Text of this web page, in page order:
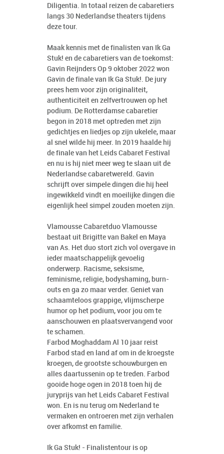
Diligentia. In totaal reizen de cabaretiers
langs 30 Nederlandse theaters tijdens
deze tour.
Maak kennis met de finalisten van Ik Ga
Stuk! en de cabaretiers van de toekomst:
Gavin Reijnders Op 9 oktober 2022 won
Gavin de finale van Ik Ga Stuk!. De jury
prees hem voor zijn originaliteit,
authenticiteit en zelfvertrouwen op het
podium. De Rotterdamse cabaretier
begon in 2018 met optreden met zijn
gedichtjes en liedjes op zijn ukelele, maar
al snel wilde hij meer. In 2019 haalde hij
de finale van het Leids Cabaret Festival
en nu is hij niet meer weg te slaan uit de
Nederlandse cabaretwereld. Gavin
schrijft over simpele dingen die hij heel
ingewikkeld vindt en moeilijke dingen die
eigenlijk heel simpel zouden moeten zijn.
Vlamousse Cabaretduo Vlamousse
bestaat uit Brigitte van Bakel en Maya
van As. Het duo stort zich vol overgave in
ieder maatschappelijk gevoelig
onderwerp. Racisme, seksisme,
feminisme, religie, bodyshaming, burn-
outs en ga zo maar verder. Geniet van
schaamteloos grappige, vlijmscherpe
humor op het podium, voor jou om te
aanschouwen en plaatsvervangend voor
te schamen.
Farbod Moghaddam Al 10 jaar reist
Farbod stad en land af om in de kroegste
kroegen, de grootste schouwburgen en
alles daartussenin op te treden. Farbod
gooide hoge ogen in 2018 toen hij de
juryprijs van het Leids Cabaret Festival
won. En is nu terug om Nederland te
vermaken en ontroeren met zijn verhalen
over afkomst en familie.
Ik Ga Stuk! - Finalistentour is op